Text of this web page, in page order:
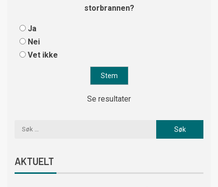
storbrannen?
Ja
Nei
Vet ikke
Se resultater
AKTUELT